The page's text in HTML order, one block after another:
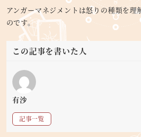
アンガーマネジメントは怒りの種類を理
のです。
この記事を書いた人
有沙
記事一覧